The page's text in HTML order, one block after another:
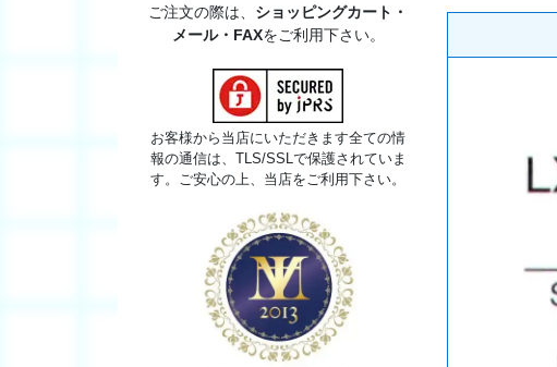
ご注文の際は、 ショッピングカート・
メール・FAXをご利用下さい。
お客様から当店にいただきます全ての情
報の通信は、TLS/SSLで保護されていま
す。ご安心の上、当店をご利用下さい。